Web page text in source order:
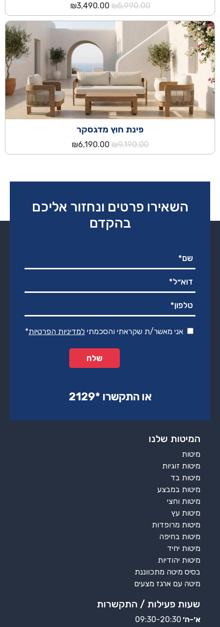
₪5,990.00
המחיר
המקורי
היה:
₪5,990.00.
₪3,490.00
הנוכחי
הוא:
₪3,490.00.
פינת חוץ מדגסקר
₪9,190.00
המחיר
המקורי
₪6,190.00
הנוכחי
השאירו פרטים ונחזור אליכם
בהקדם
אני מאשר/ת שקראתי והסכמתי למדיניות הפרטיות*
או התקשרו ‏*2129‏
המיטות שלנו
מיטות
מיטות זוגיות
מיטות בד
מיטות במבצע
מיטות וחצי
מיטות עץ
מיטות מרופדות
מיטות בחיפה
מיטות יחיד
מיטות יהודיות
בסיס מיטה מתכווננת
מיטה עם ארגז מצעים
שעות פעילות / התקשרות
א׳-ה׳ 09:30-20:30